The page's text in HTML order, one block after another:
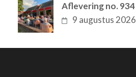
Aflevering no. 934
9 augustus 2026